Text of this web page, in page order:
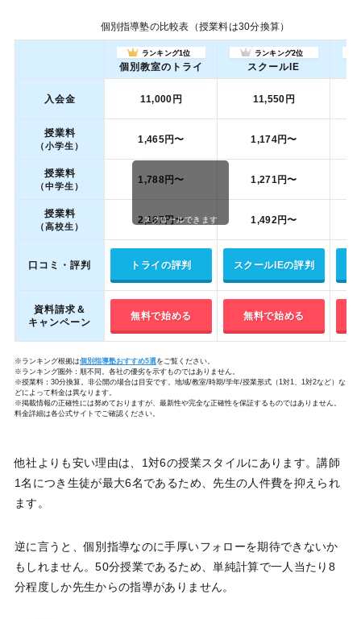
個別指導塾の比較表（授業料は30分換算）
ランキング1位
個別教室のトライ
ランキング2位
スクールIE
入会金 11,000円 11,550円
授業料
（小学生）
1,465円〜 1,174円〜
授業料
（中学生）
1,788円〜 1,271円〜
授業料
（高校生）
2,167円〜 1,492円〜
口コミ・評判 トライの評判 スクールIEの評判
資料請求＆
キャンペーン
無料で始める 無料で始める
スクロールできます
※ランキング根拠は個別指導塾おすすめ5選をご覧ください。
※ランキング圏外：順不同。各社の優劣を示すものではありません。
※授業料：30分換算。非公開の場合は目安です。地域/教室/時期/学年/授業形式（1対1、1対2など）な
どによって料金は異なります。
※掲載情報の正確性には努めておりますが、最新性や完全な正確性を保証するものではありません。
料金詳細は各公式サイトでご確認ください。
他社よりも安い理由は、1対6の授業スタイルにあります。講師
1名につき生徒が最大6名であるため、先生の人件費を抑えられ
ます。
逆に言うと、個別指導なのに手厚いフォローを期待できないか
もしれません。50分授業であるため、単純計算で一人当たり8
分程度しか先生からの指導がありません。